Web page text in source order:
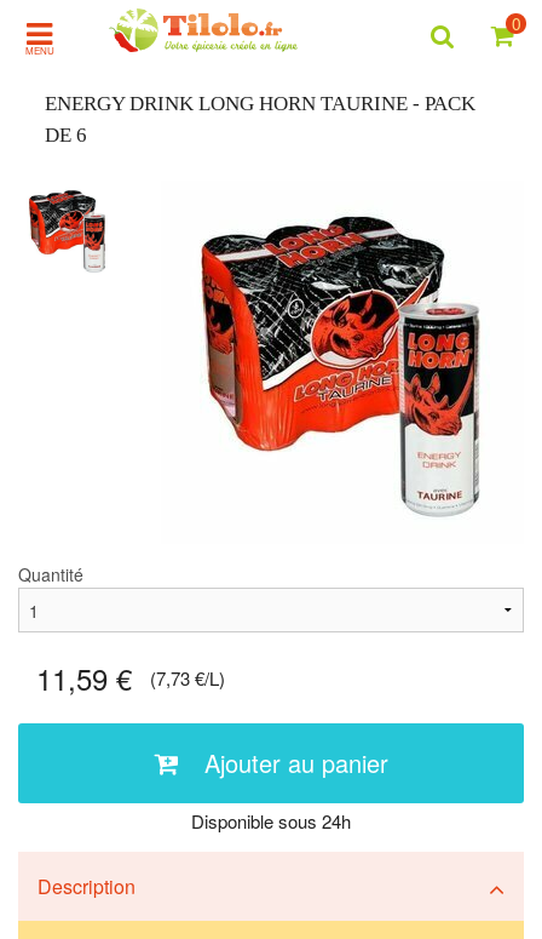
MENU
0
ENERGY DRINK LONG HORN TAURINE - PACK
DE 6
Quantité
11,59 € (7,73 €/L)
Ajouter au panier
Disponible sous 24h
Description